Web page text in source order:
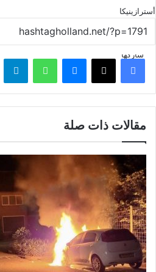
أسترازينيكا
شاركهافيسبوك ‫X ماسنجر واتساب
مقالات ذات صلة